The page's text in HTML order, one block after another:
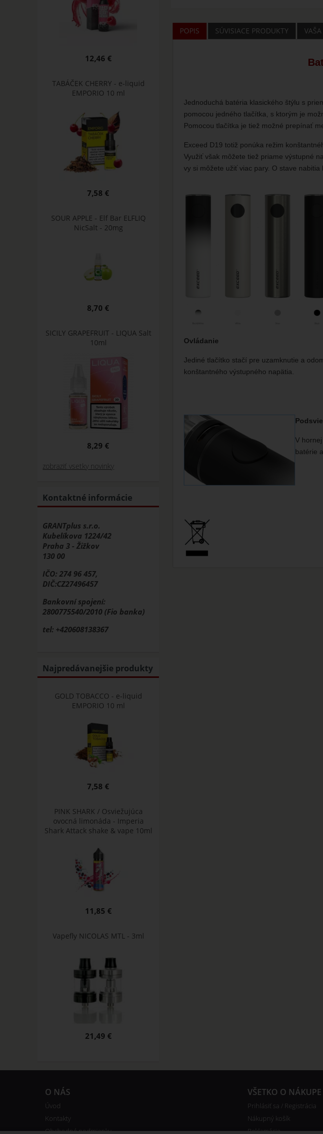
POPIS SÚVISIACE PRODUKTY
Jednoduchá batéria klasického štýlu s
pomocou jedného tlačítka, s ktorým je
Pomocou tlačítka je tiež možné prepínať
Exceed D19 totiž ponúka režim
Využiť však môžete tiež priame výstupné
vy si môžete užiť viac pary. O stave
Ovládanie
Jediné tlačítko stačí pre uzamknutie a
konštantného výstupného napätia.
V
batérie
12,46 €
TABÁČEK CHERRY - e-liquid
EMPORIO 10 ml
7,58 €
SOUR APPLE - Elf Bar ELFLIQ
NicSalt - 20mg
8,70 €
SICILY GRAPEFRUIT - LIQUA Salt
10ml
8,29 €
zobraziť vsetky novinky
Kontaktné informácie
GRANTplus s.r.o.
Kubelíkova 1224/42
Praha 3 - Žižkov
130 00
IČO: 274 96 457,
DIČ:CZ27496457
Bankovní spojení:
2800775540/2010 (Fio banka)
tel: +420608138367
Najpredávanejšie produkty
GOLD TOBACCO - e-liquid
EMPORIO 10 ml
7,58 €
PINK SHARK / Osviežujúca
ovocná limonáda - Imperia
Shark Attack shake & vape 10ml
11,85 €
Vapefly NICOLAS MTL - 3ml
21,49 €
O NÁS
Úvod
Kontakty
Obchodné podmienky
VŠETKO O NÁKUPE
Prihlásiť sa / Registrácia
Nákupný košík
Reklamácie